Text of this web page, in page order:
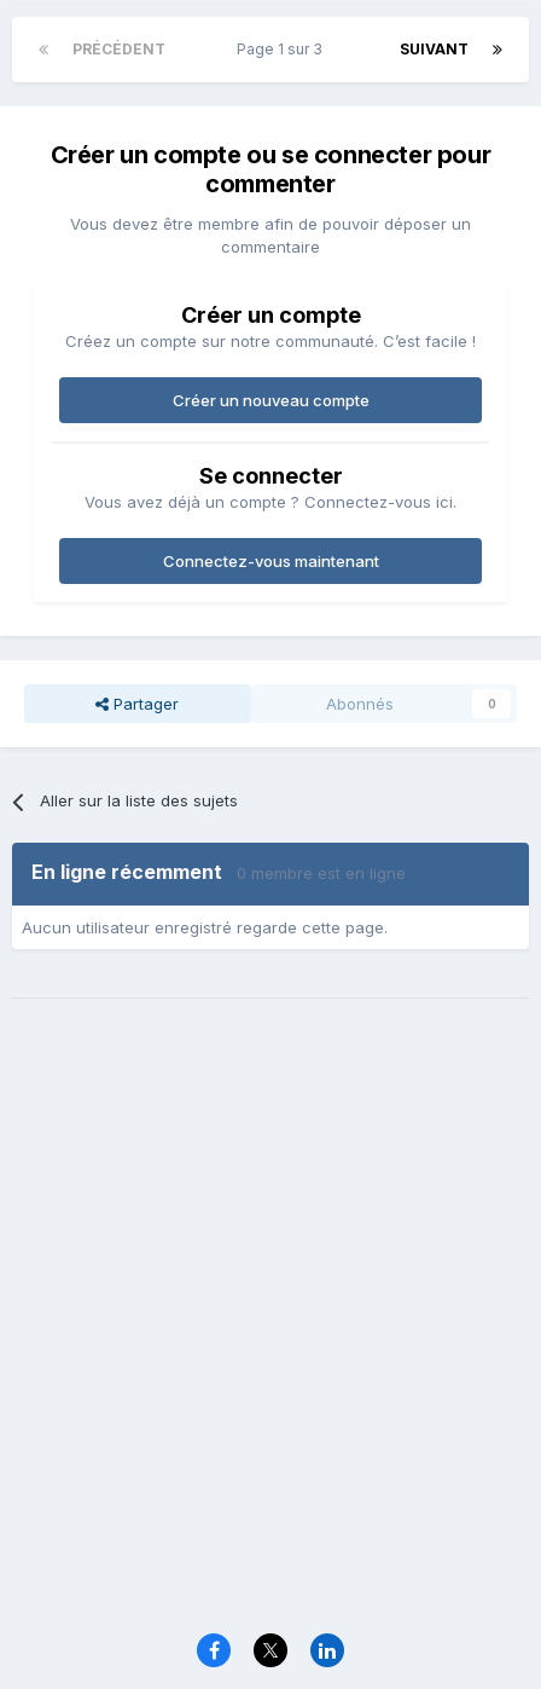
PRÉCÉDENT SUIVANT
Page 1 sur 3
Créer un compte ou se connecter pour
commenter
Vous devez être membre afin de pouvoir déposer un
commentaire
Créer un compte
Créez un compte sur notre communauté. C’est facile !
Créer un nouveau compte
Se connecter
Vous avez déjà un compte ? Connectez-vous ici.
Connectez-vous maintenant
Partager Abonnés 0
Aller sur la liste des sujets
En ligne récemment 0 membre est en ligne
Aucun utilisateur enregistré regarde cette page.